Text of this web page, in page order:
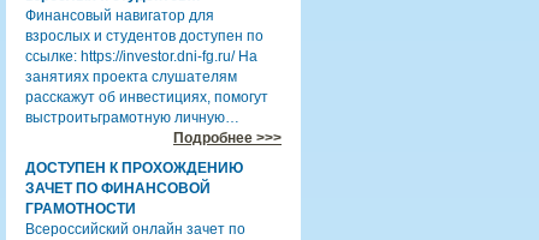
Финансовый навигатор для
взрослых и студентов доступен по
ссылке: https://investor.dni-fg.ru/ На
занятиях проекта слушателям
расскажут об инвестициях, помогут
выстроитьграмотную личную…
Подробнее >>>
ДОСТУПЕН К ПРОХОЖДЕНИЮ
ЗАЧЕТ ПО ФИНАНСОВОЙ
ГРАМОТНОСТИ
Всероссийский онлайн зачет по